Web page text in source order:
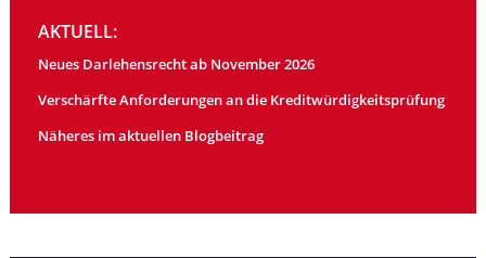
AKTUELL:
Neues Darlehensrecht ab November 2026
Verschärfte Anforderungen an die Kreditwürdigkeitsprüfung
Näheres im aktuellen Blogbeitrag